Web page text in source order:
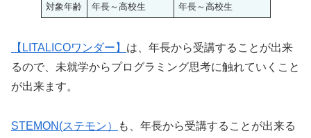
対象年齢 年長～高校生 年長～高校生
【LITALICOワンダー】 は、年長から受講することが出来
るので、未就学からプログラミング思考に触れていくこと
が出来ます。
STEMON(ステモン）
も、年長から受講することが出来る